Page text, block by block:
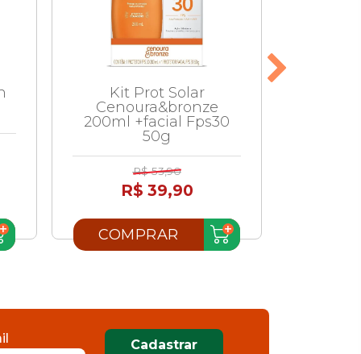
Kit Prot Solar
Cenoura&bronze
200ml +facial Fps30
50g
R$ 53,90
R$ 39,90
COMPRAR
Cadastrar